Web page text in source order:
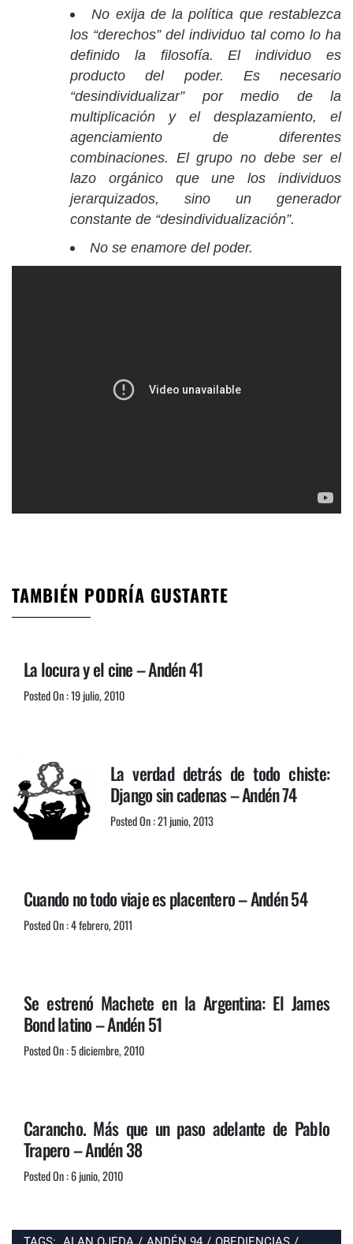
No exija de la política que restablezca
los “derechos” del individuo tal como lo ha
definido la filosofía. El individuo es
producto del poder. Es necesario
“desindividualizar” por medio de la
multiplicación y el desplazamiento, el
agenciamiento de diferentes
combinaciones. El grupo no debe ser el
lazo orgánico que une los individuos
jerarquizados, sino un generador
constante de “desindividualización”.
No se enamore del poder.
TAMBIÉN PODRÍA GUSTARTE
La locura y el cine – Andén 41
Posted On : 19 julio, 2010
La verdad detrás de todo chiste:
Django sin cadenas – Andén 74
Posted On : 21 junio, 2013
Cuando no todo viaje es placentero – Andén 54
Posted On : 4 febrero, 2011
Se estrenó Machete en la Argentina: El James
Bond latino – Andén 51
Posted On : 5 diciembre, 2010
Carancho. Más que un paso adelante de Pablo
Trapero – Andén 38
Posted On : 6 junio, 2010